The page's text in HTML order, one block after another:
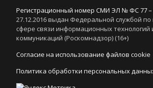
Регистрационный номер СМИ ЭЛ № ФС 77 –
27.12.2016 выдан Федеральной службой по
сфере связи информационных технологий
коммуникаций (Роскомнадзор) (16+)
Согласие на использование файлов cookie
Политика обработки персональных